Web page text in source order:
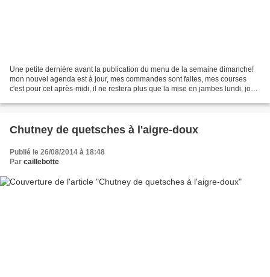
Une petite dernière avant la publication du menu de la semaine dimanche!
mon nouvel agenda est à jour, mes commandes sont faites, mes courses
c'est pour cet après-midi, il ne restera plus que la mise en jambes lundi, jour
Chutney de quetsches à l'aigre-doux
Publié le 26/08/2014 à 18:48
Par caillebotte